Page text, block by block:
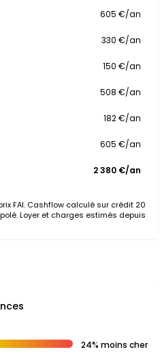
605 €/an
330 €/an
150 €/an
508 €/an
182 €/an
605 €/an
2 380 €/an
FAI. Cashflow calculé sur crédit 20
Loyer et charges estimés depuis
24% moins cher